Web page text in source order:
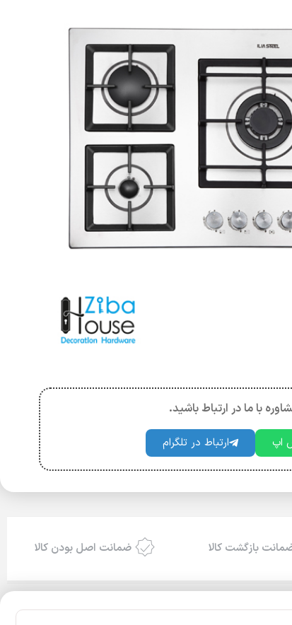
با ما در ارتباط باشید.
اپ ارتباط در تلگرام
بازگشت کالا ضمانت اصل بودن کالا